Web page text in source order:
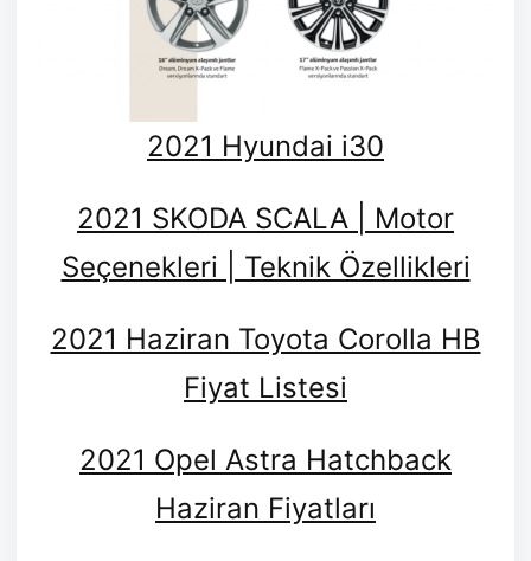
2021 Hyundai i30
2021 SKODA SCALA | Motor
Seçenekleri | Teknik Özellikleri
2021 Haziran Toyota Corolla HB
Fiyat Listesi
2021 Opel Astra Hatchback
Haziran Fiyatları